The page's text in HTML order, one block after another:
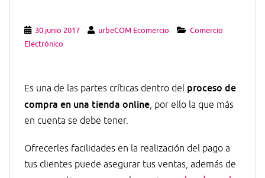
30 junio 2017 urbeCOM Ecomercio
Comercio
Electrónico
Es una de las partes críticas dentro del proceso de
compra en una tienda online, por ello la que más
en cuenta se debe tener.
Ofrecerles facilidades en la realización del pago a
tus clientes puede asegurar tus ventas, además de